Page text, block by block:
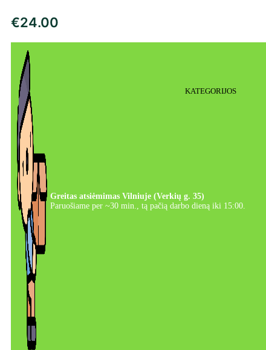
KATEGORIJOS
€24.00
Greitas atsiėmimas Vilniuje (Verkių g. 35)
Paruošiame per ~30 min., tą pačią darbo dieną iki 15:00.